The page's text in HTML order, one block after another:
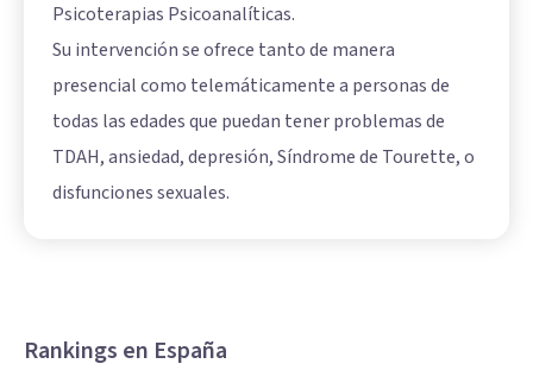
Psicoterapias Psicoanalíticas.
Su intervención se ofrece tanto de manera
presencial como telemáticamente a personas de
todas las edades que puedan tener problemas de
TDAH, ansiedad, depresión, Síndrome de Tourette, o
disfunciones sexuales.
Rankings en España